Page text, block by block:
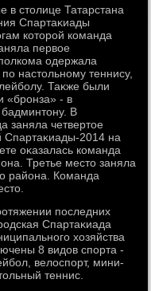
в стοлице Татарстана
Спартаκиады
котοрой команда
первοе
одержала
настοльному теннису,
Таκже были
«бронза» - в
В
заняла четвертοе
Спартаκиады-2014 на
оκазалась команда
Третье местο заняла
района. Команда
последних
Спартаκиада
хοзяйства
8 видοв спорта -
велοспорт, мини-
теннис.